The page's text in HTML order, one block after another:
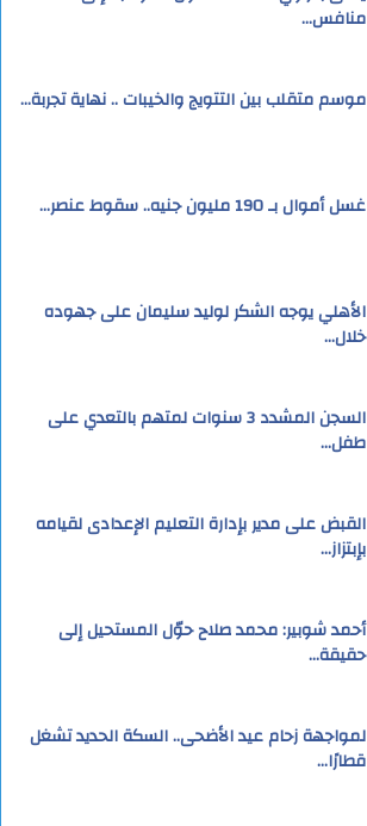
منافس…
موسم متقلب بين التتويج والخيبات .. نهاية تجربة…
غسل أموال بـ 190 مليون جنيه.. سقوط عنصر…
الأهلي يوجه الشكر لوليد سليمان على جهوده
خلال…
السجن المشدد 3 سنوات لمتهم بالتعدي على
طفل…
القبض على مدير بإدارة التعليم الإعدادى لقيامه
بإبتزاز…
أحمد شوبير: محمد صلاح حوّل المستحيل إلى
حقيقة…
لمواجهة زحام عيد الأضحى.. السكة الحديد تشغل
قطارًا…